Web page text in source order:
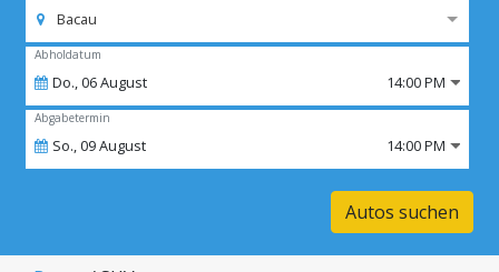
Bacau
Abholdatum
Do.,06August 14:00 PM
Abgabetermin
So.,09August 14:00 PM
Autos suchen